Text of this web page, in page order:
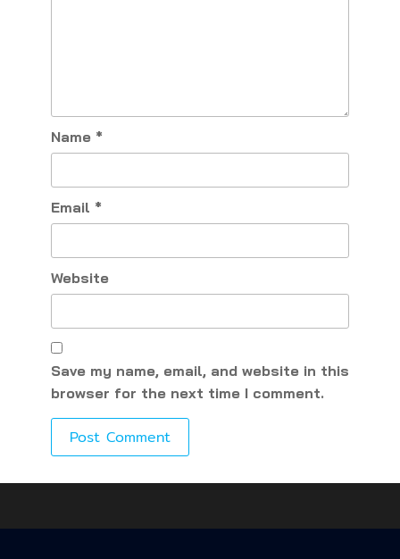
Name *
Email *
Website
Save my name, email, and website in this
browser for the next time I comment.